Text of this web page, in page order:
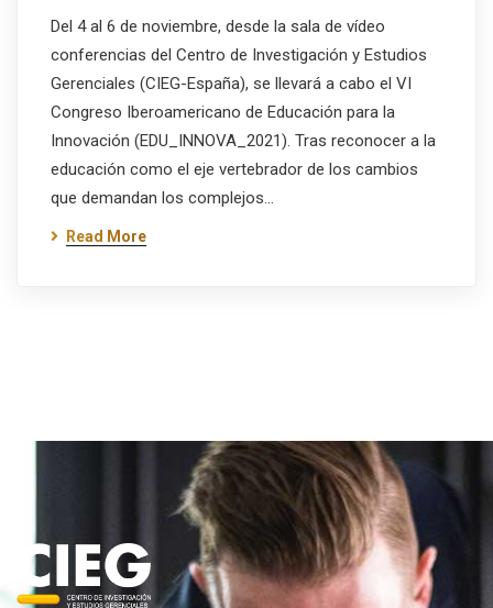
Del 4 al 6 de noviembre, desde la sala de vídeo
conferencias del Centro de Investigación y Estudios
Gerenciales (CIEG-España), se llevará a cabo el VI
Congreso Iberoamericano de Educación para la
Innovación (EDU_INNOVA_2021). Tras reconocer a la
educación como el eje vertebrador de los cambios
que demandan los complejos…
Read More